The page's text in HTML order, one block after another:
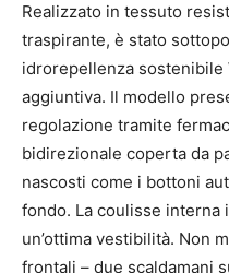
Realizzato in tessuto
traspirante, è stato
idrorepellenza sostenibile
aggiuntiva. Il modello
regolazione tramite
bidirezionale coperta da
nascosti come i bottoni
fondo. La coulisse interna
un’ottima vestibilità. Non
frontali – due scaldamani